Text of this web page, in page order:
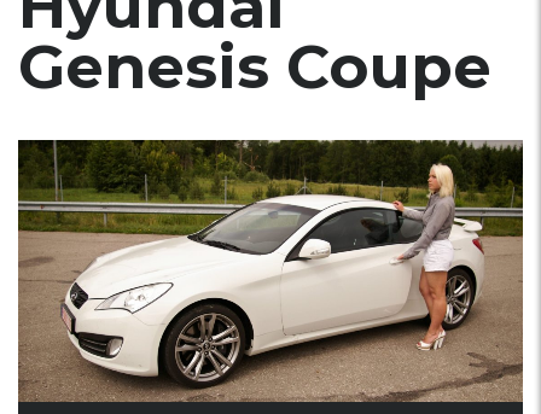
Genesis Coupe